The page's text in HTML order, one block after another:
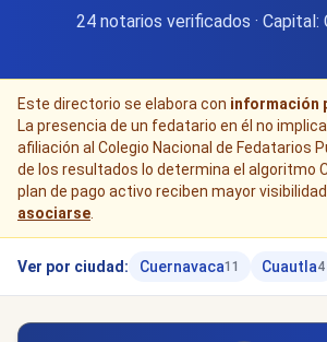
24 notarios verificados · Capital:
Este directorio se elabora con información
La presencia de un fedatario en él no
afiliación al Colegio Nacional de Fedatarios
de los resultados lo determina el algoritmo
plan de pago activo reciben mayor visibilidad.
asociarse
Ver por ciudad: Cuernavaca11 Cuautla4